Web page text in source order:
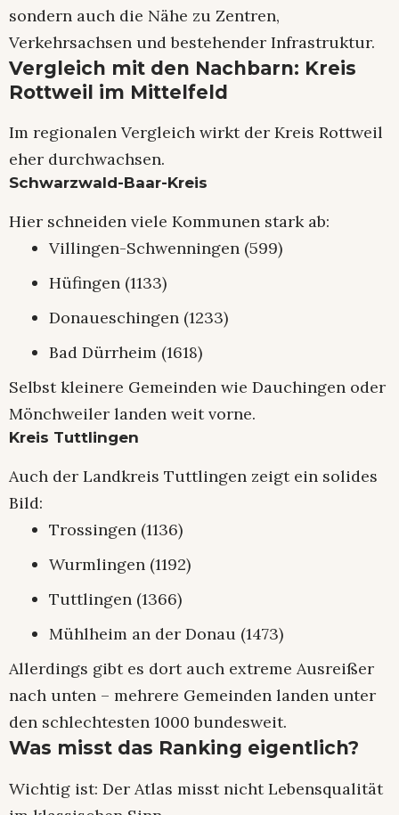
sondern auch die Nähe zu Zentren,
Verkehrsachsen und bestehender Infrastruktur.
Vergleich mit den Nachbarn: Kreis
Rottweil im Mittelfeld
Im regionalen Vergleich wirkt der Kreis Rottweil
eher durchwachsen.
Schwarzwald-Baar-Kreis
Hier schneiden viele Kommunen stark ab:
Villingen-Schwenningen (599)
Hüfingen (1133)
Donaueschingen (1233)
Bad Dürrheim (1618)
Selbst kleinere Gemeinden wie Dauchingen oder
Mönchweiler landen weit vorne.
Kreis Tuttlingen
Auch der Landkreis Tuttlingen zeigt ein solides
Bild:
Trossingen (1136)
Wurmlingen (1192)
Tuttlingen (1366)
Mühlheim an der Donau (1473)
Allerdings gibt es dort auch extreme Ausreißer
nach unten – mehrere Gemeinden landen unter
den schlechtesten 1000 bundesweit.
Was misst das Ranking eigentlich?
Wichtig ist: Der Atlas misst nicht Lebensqualität